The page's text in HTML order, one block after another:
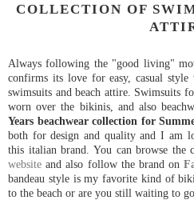
COLLECTION OF
Always following the "good living"
confirms its love for easy, casual
swimsuits and beach attire. Swimsuits
worn over the bikinis, and also
Years beachwear collection for
both for design and quality and I am
this italian brand. You can browse the
website and also follow the brand on
bandeau style is my favorite kind of
to the beach or are you still waiting to